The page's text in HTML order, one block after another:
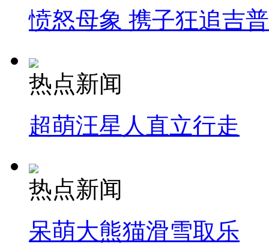
愤怒母象 携子狂追吉
热点新闻
超萌汪星人直立行走
热点新闻
呆萌大熊猫滑雪取乐